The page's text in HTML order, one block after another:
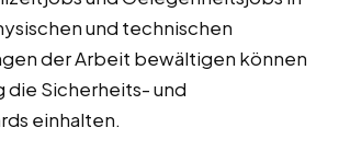
und technischen
der Arbeit bewältigen können
die Sicherheits- und
einhalten.